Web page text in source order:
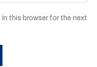
in this browser for the next